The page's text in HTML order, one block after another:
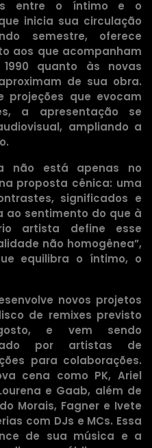
entre o íntimo e o
inicia sua circulação
semestre, oferece
aos que acompanham
quanto às novas
de sua obra.
projeções que evocam
a apresentação se
ampliando a
não está apenas no
proposta cênica: uma
significados e
ao sentimento do que à
artista define esse
não homogênea”,
equilibra o íntimo, o
novos projetos
de remixes previsto
e vem sendo
por artistas de
para colaborações.
cena como PK, Ariel
e Gaab, além de
Morais, Fagner e Ivete
com DJs e MCs. Essa
de sua música e a